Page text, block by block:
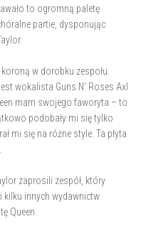
to ogromną paletę
partie, dysponując
w dorobku zespołu.
wokalista Guns N’ Roses Axl
mam swojego faworyta – to
podobały mi się tylko
mi się na różne style. Ta płyta
zaprosili zespół, który
i kilku innych wydawnictw
Queen.